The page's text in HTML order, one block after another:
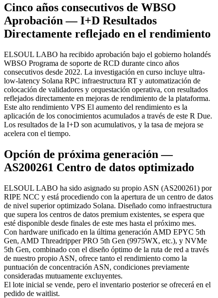
Cinco años consecutivos de WBSO
Aprobación — I+D Resultados
Directamente reflejado en el rendimiento
ELSOUL LABO ha recibido aprobación bajo el gobierno holandés
WBSO Programa de soporte de RCD durante cinco años
consecutivos desde 2022. La investigación en curso incluye ultra-
low-latency Solana RPC infraestructura RT y automatización de
colocación de validadores y orquestación operativa, con resultados
reflejados directamente en mejoras de rendimiento de la plataforma.
Este alto rendimiento VPS El aumento del rendimiento es la
aplicación de los conocimientos acumulados a través de este R Due.
Los resultados de la I+D son acumulativos, y la tasa de mejora se
acelera con el tiempo.
Opción de próxima generación —
AS200261 Centro de datos optimizado
ELSOUL LABO ha sido asignado su propio ASN (AS200261) por
RIPE NCC y está procediendo con la apertura de un centro de datos
de nivel superior optimizado Solana. Diseñado como infraestructura
que supera los centros de datos premium existentes, se espera que
esté disponible desde finales de este mes hasta el próximo mes.
Con hardware unificado en la última generación AMD EPYC 5th
Gen, AMD Threadripper PRO 5th Gen (9975WX, etc.), y NVMe
5th Gen, combinado con el diseño óptimo de la ruta de red a través
de nuestro propio ASN, ofrece tanto el rendimiento como la
puntuación de concentración ASN, condiciones previamente
consideradas mutuamente excluyentes.
El lote inicial se vende, pero el inventario posterior se ofrecerá en el
pedido de waitlist.